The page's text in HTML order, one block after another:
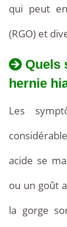
qui peut
(RGO) et
Quels
hernie
Les
acide se
ou un goût
la gorge